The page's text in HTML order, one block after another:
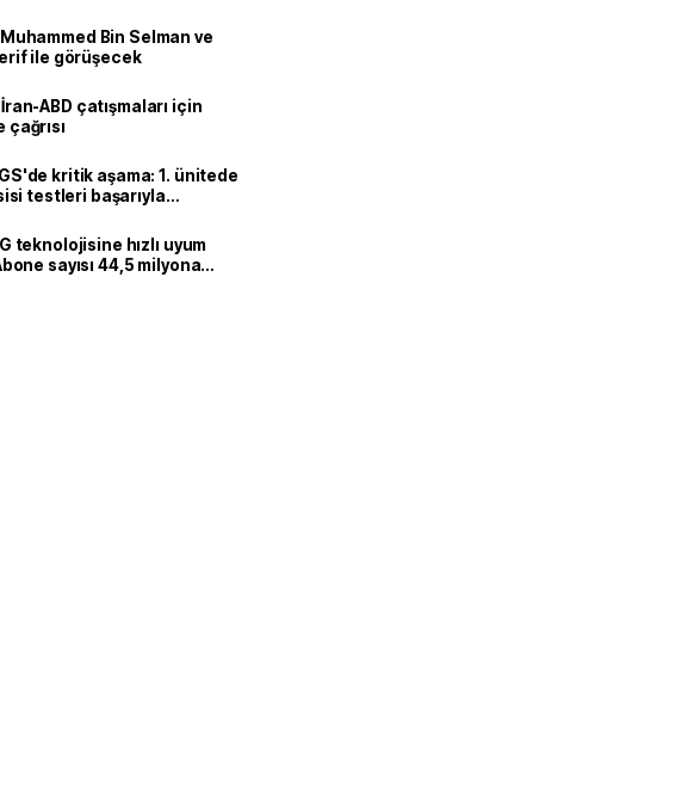
Bin Selman ve
ile görüşecek
İran-ABD çatışmaları için
kritik aşama: 1. ünitede
testleri başarıyla
teknolojisine hızlı uyum
sayısı 44,5 milyona